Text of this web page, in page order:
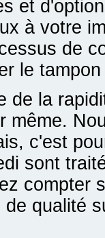
et
à votre
de
le
de la
même.
c'est
sont
compter
qualité